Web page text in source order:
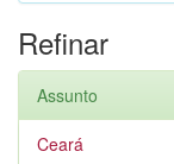
Refinar
Assunto
Ceará